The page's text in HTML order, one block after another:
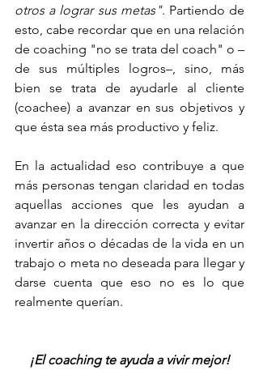
otros a lograr sus metas". Partiendo de
esto, cabe recordar que en una relación
de coaching "no se trata del coach" o –
de sus múltiples logros–, sino, más
bien se trata de ayudarle al cliente
(coachee) a avanzar en sus objetivos y
que ésta sea más productivo y feliz.
En la actualidad eso contribuye a que
más personas tengan claridad en todas
aquellas acciones que les ayudan a
avanzar en la dirección correcta y evitar
invertir años o décadas de la vida en un
trabajo o meta no deseada para llegar y
darse cuenta que eso no es lo que
realmente querían.
¡El coaching te ayuda a vivir mejor!